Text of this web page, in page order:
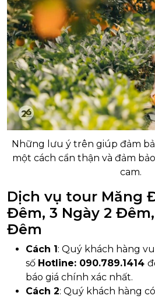
Những lưu ý trên giúp đảm
một cách cẩn thận và đảm
cam.
Dịch vụ tour Măng
Đêm, 3 Ngày 2 Đêm,
Đêm
Cách 1 : Quý khách hàng
số Hotline: 090.789.1414
báo giá chính xác nhất.
Cách 2: Quý khách hàng